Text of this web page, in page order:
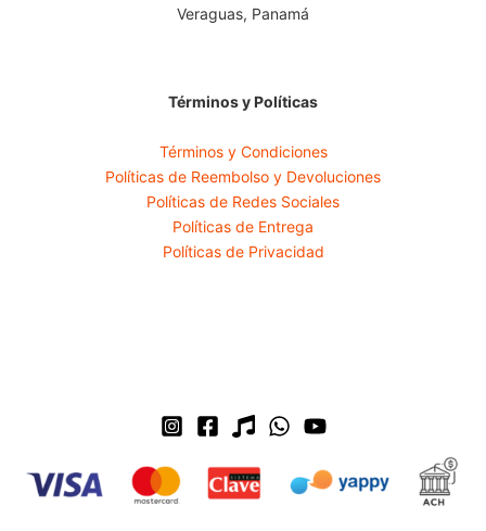
Veraguas, Panamá
Términos y Políticas
Términos y Condiciones
Políticas de Reembolso y Devoluciones
Políticas de Redes Sociales
Políticas de Entrega
Políticas de Privacidad